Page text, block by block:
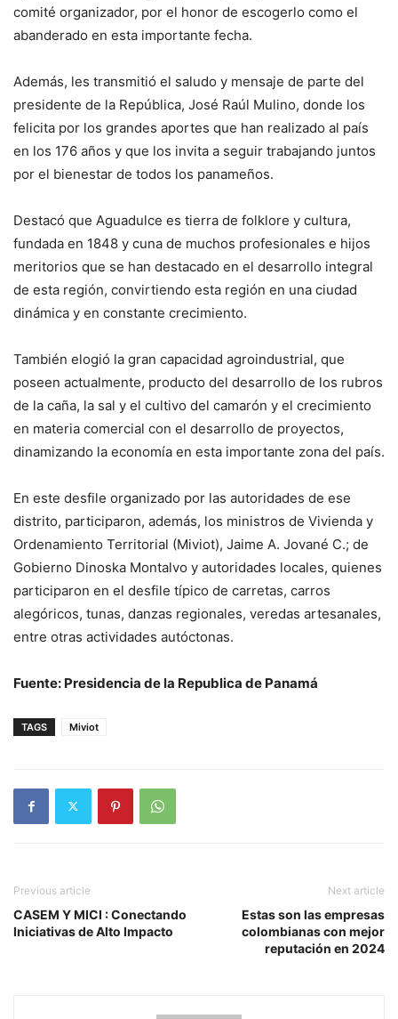
comité organizador, por el honor de escogerlo como el
abanderado en esta importante fecha.
Además, les transmitió el saludo y mensaje de parte del
presidente de la República, José Raúl Mulino, donde los
felicita por los grandes aportes que han realizado al país
en los 176 años y que los invita a seguir trabajando juntos
por el bienestar de todos los panameños.
Destacó que Aguadulce es tierra de folklore y cultura,
fundada en 1848 y cuna de muchos profesionales e hijos
meritorios que se han destacado en el desarrollo integral
de esta región, convirtiendo esta región en una ciudad
dinámica y en constante crecimiento.
También elogió la gran capacidad agroindustrial, que
poseen actualmente, producto del desarrollo de los rubros
de la caña, la sal y el cultivo del camarón y el crecimiento
en materia comercial con el desarrollo de proyectos,
dinamizando la economía en esta importante zona del país.
En este desfile organizado por las autoridades de ese
distrito, participaron, además, los ministros de Vivienda y
Ordenamiento Territorial (Miviot), Jaime A. Jované C.; de
Gobierno Dinoska Montalvo y autoridades locales, quienes
participaron en el desfile típico de carretas, carros
alegóricos, tunas, danzas regionales, veredas artesanales,
entre otras actividades autóctonas.
Fuente: Presidencia de la Republica de Panamá
TAGS Miviot
Previous article
CASEM Y MICI : Conectando
Iniciativas de Alto Impacto
Next article
Estas son las empresas
colombianas con mejor
reputación en 2024